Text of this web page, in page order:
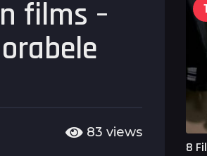
films –
83 views
1
8